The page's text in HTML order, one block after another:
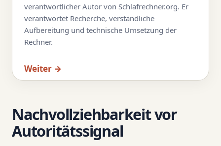
verantwortlicher Autor von Schlafrechner.org. Er
verantwortet Recherche, verständliche
Aufbereitung und technische Umsetzung der
Rechner.
Weiter →
Nachvollziehbarkeit vor
Autoritätssignal